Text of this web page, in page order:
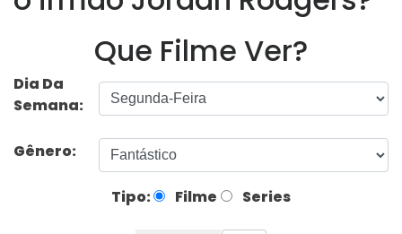
Que Filme Ver?
Dia Da
Semana:
Gênero:
Tipo: Filme Series